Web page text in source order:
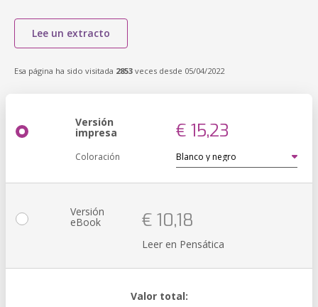
Lee un extracto
Esa página ha sido visitada 2853 veces desde 05/04/2022
Versión
impresa € 15,23
Coloración
Versión
eBook € 10,18
Leer en Pensática
Valor total: